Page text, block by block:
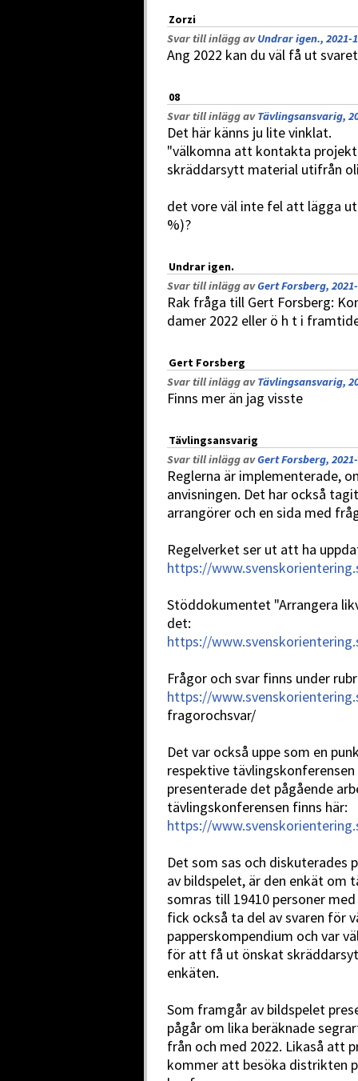
Zorzi
Svar till inlägg avUndrar igen., 2021-
Ang 2022 kan du väl få ut
08
Svar till inlägg avTävlingsansvarig,
Det här känns ju lite vinklat.
"välkomna att kontakta
skräddarsytt material utifrån
det vore väl inte fel att lägga
%)?
Undrar igen.
Svar till inlägg avGert Forsberg,
Rak fråga till Gert Forsberg:
damer 2022 eller ö h t i
Gert Forsberg
Svar till inlägg avTävlingsansvarig,
Finns mer än jag visste
Tävlingsansvarig
Svar till inlägg avGert Forsberg,
Reglerna är implementerade,
anvisningen. Det har också
arrangörer och en sida med
Regelverket ser ut att ha
https://
Stöddokumentet "Arrangera
det:
https://
Frågor och svar finns under
https://
fragorochsvar/
Det var också uppe som en
respektive
presenterade det pågående
tävlingskonferensen finns här:
https://
Det som sas och diskuterades
av bildspelet, är den enkät om
somras till 19410 personer
fick också ta del av svaren för
papperskompendium och var
för att få ut önskat
enkäten.
Som framgår av bildspelet
pågår om lika beräknade
från och med 2022. Likaså att
kommer att besöka distrikten